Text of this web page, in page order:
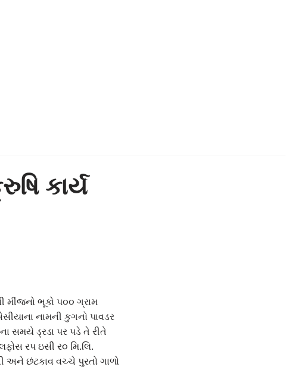
કાર્ય
મીંજનો ભૂકો પ૦૦ ગ્રામ
નામની કુગનો પાવડર
સમયે ડ્રડા પર પડે તે રીતે
રપ ઇસી ર૦ મિ.લિ.
અને છંટકાવ વચ્ચે પુરતો ગાળો